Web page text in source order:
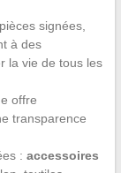
signées,
à des
la vie de tous les
offre
transparence
: accessoires